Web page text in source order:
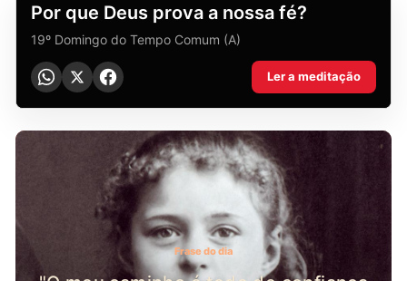
HOMILIA DOMINICAL
Por que Deus prova a nossa fé?
19º Domingo do Tempo Comum (A)
Ler a meditação
Frase do dia